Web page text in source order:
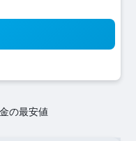
の最安値